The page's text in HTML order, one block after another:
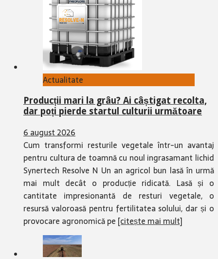
Actualitate
Producții mari la grâu? Ai câștigat recolta,
dar poți pierde startul culturii următoare
6 august 2026
Cum transformi resturile vegetale într-un avantaj
pentru cultura de toamnă cu noul ingrasamant lichid
Synertech Resolve N Un an agricol bun lasă în urmă
mai mult decât o producție ridicată. Lasă și o
cantitate impresionantă de resturi vegetale, o
resursă valoroasă pentru fertilitatea solului, dar și o
provocare agronomică pe [citește mai mult]